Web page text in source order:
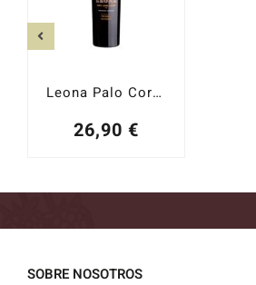
Leona Palo Cortado
26,90 €
SOBRE NOSOTROS